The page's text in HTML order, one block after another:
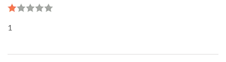
1